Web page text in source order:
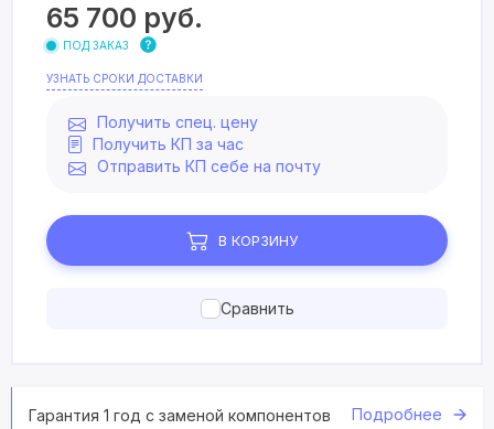
65 700 руб.
ПОД ЗАКАЗ
УЗНАТЬ СРОКИ ДОСТАВКИ
Получить спец. цену
Получить КП за час
Отправить КП себе на почту
В КОРЗИНУ
Сравнить
Гарантия 1 год с заменой компонентов Подробнее